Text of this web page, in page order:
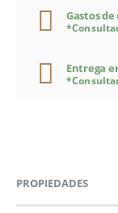
Gastos
Entrega
PROPIEDADES